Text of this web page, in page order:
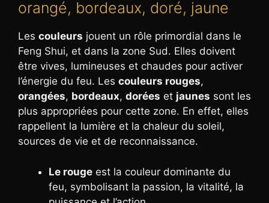
orangé, bordeaux, doré, jaune
Les couleurs jouent un rôle primordial dans le
Feng Shui, et dans la zone Sud. Elles doivent
être vives, lumineuses et chaudes pour activer
l’énergie du feu. Les couleurs rouges,
orangées, bordeaux, dorées et jaunes sont les
plus appropriées pour cette zone. En effet, elles
rappellent la lumière et la chaleur du soleil,
sources de vie et de reconnaissance.
Le rouge est la couleur dominante du
feu, symbolisant la passion, la vitalité, la